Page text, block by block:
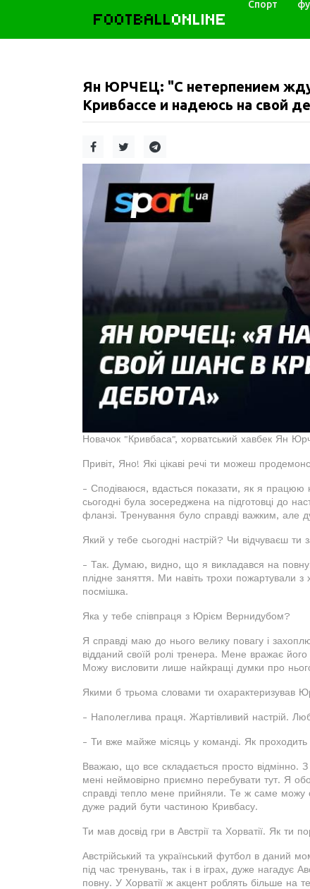
FOOTBALLONLINE
Спорт
Ян ЮРЧЕЦ: "С нетерпением жду
Кривбассе и надеюсь на свой
Новачок "Кривбаса", хорватський хавбек Ян
Привіт, Яно! Які цікаві речі ти можеш
- Сподіваюся, вдасться показати, як я працюю
сьогодні була зосереджена на підготовці до
фланзі. Тренування було справді важким, але
Який у тебе сьогодні настрій? Чи відчуваєш ти
- Так. Думаю, видно, що я викладався на
плідне заняття. Ми навіть трохи пожартували
посмішка.
Яка у тебе співпраця з Юрієм Вернидубом?
Я справді маю до нього велику повагу і
відданий своїй ролі тренера. Мене вражає
Можу висловити лише найкращі думки про
Якими б трьома словами ти охарактеризував
- Наполеглива праця. Жартівливий настрій.
- Ти вже майже місяць у команді. Як проходить
Вважаю, що все складається просто відмінно.
мені неймовірно приємно перебувати тут. Я
справді тепло мене прийняли. Те ж саме можу
дуже радий бути частиною Кривбасу.
Ти мав досвід гри в Австрії та Хорватії. Як ти
Австрійський та український футбол в даний
під час тренувань, так і в іграх, дуже нагадує
повну. У Хорватії ж акцент роблять більше на